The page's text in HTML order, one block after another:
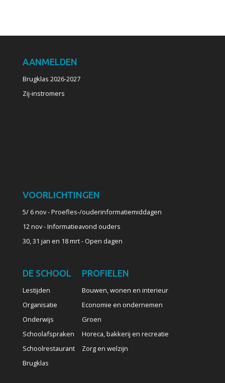
AANMELDEN
Brugklas 2026-2027
Zij-instromers
VOORLICHTINGEN
5/ 6 nov - Proefles-/ouderinformatiemiddagen
12 nov - Informatieavond ouders
30, 31 jan en 18 mrt - Open dagen
DE SCHOOL
Lestijden
Organisatie
Onderwijs
Schoolafspraken
Schoolrestaurant
Brugklas
PROFIELEN
Bouwen, wonen en interieur
Economie en ondernemen
Groen
Horeca, bakkerij en recreatie
Zorg en welzijn